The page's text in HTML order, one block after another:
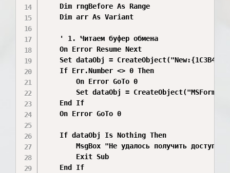
    Dim rngBefore As Range
    Dim arr As Variant
    ' 1. Читаем буфер обмена
    On Error Resume Next
Set dataObj =
    If Err.Number <> 0 Then
        On Error GoTo 0
Set dataObj =
    End If
    On Error GoTo 0
    If dataObj Is Nothing Then
MsgBox "Не удалось получить доступ к
        Exit Sub
    End If